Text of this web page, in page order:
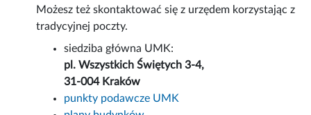
Możesz też skontaktować się z urzędem korzystając z
tradycyjnej poczty.
siedziba główna UMK:
pl. Wszystkich Świętych 3-4,
31-004 Kraków
punkty podawcze UMK